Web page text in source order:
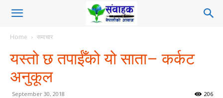
Home समाचार
यस्तो छ तपाईँको यो साता– कर्कट
अनुकूल
September 30, 2018 206